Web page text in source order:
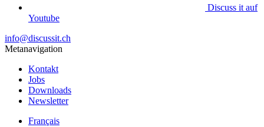
Discuss it auf
Youtube
info@discussit.ch
Metanavigation
Kontakt
Jobs
Downloads
Newsletter
Français